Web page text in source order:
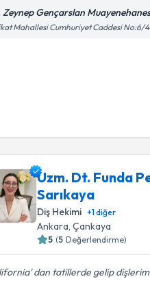
Zeynep Gençarslan
Mahallesi Cumhuriyet Caddesi No:6/4
Uzm. Dt. Funda
Sarıkaya
Diş Hekimi +1diğer
Ankara , Çankaya
5 (5 Değerlendirme)
dan tatillerde gelip